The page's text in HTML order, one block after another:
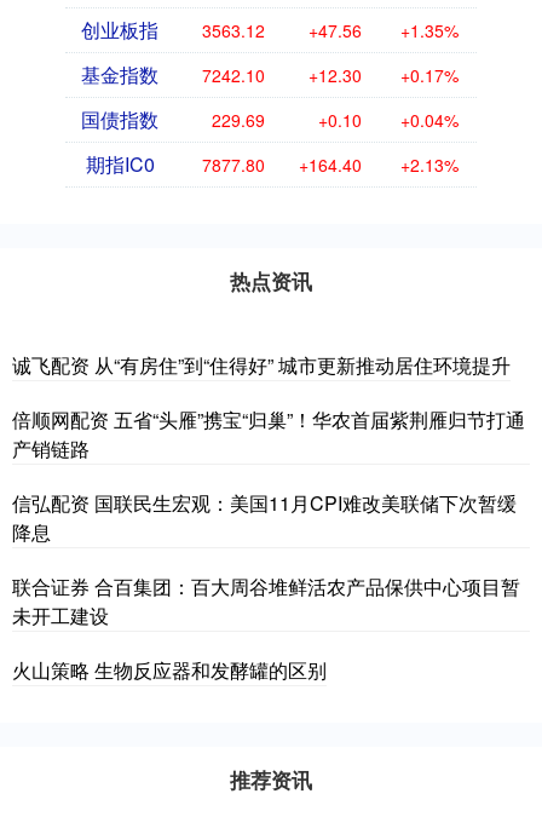
创业板指 3563.12 +47.56 +1.35%
基金指数 7242.10 +12.30 +0.17%
国债指数 229.69 +0.10 +0.04%
期指IC0 7877.80 +164.40 +2.13%
热点资讯
诚飞配资 从“有房住”到“住得好” 城市更新推动居住环境提升
倍顺网配资 五省“头雁”携宝“归巢”！华农首届紫荆雁归节打通
产销链路
信弘配资 国联民生宏观：美国11月CPI难改美联储下次暂缓
降息
联合证券 合百集团：百大周谷堆鲜活农产品保供中心项目暂
未开工建设
火山策略 生物反应器和发酵罐的区别
推荐资讯